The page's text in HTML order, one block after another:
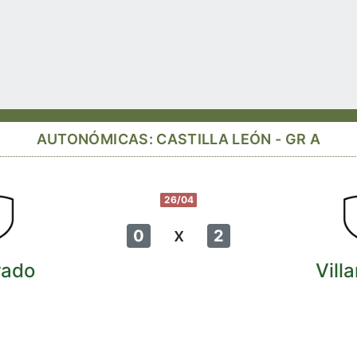
AUTONÓMICAS: CASTILLA LEÓN - GR A
26/04
0 x 2